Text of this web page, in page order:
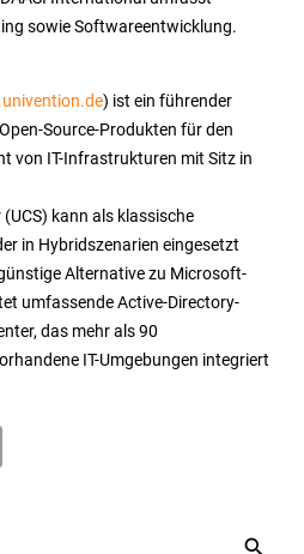
sowie Softwareentwicklung.
) ist ein führender
Source-Produkten für den
von IT-Infrastrukturen mit Sitz in
kann als klassische
in Hybridszenarien eingesetzt
Alternative zu Microsoft-
umfassende Active-Directory-
das mehr als 90
IT-Umgebungen integriert